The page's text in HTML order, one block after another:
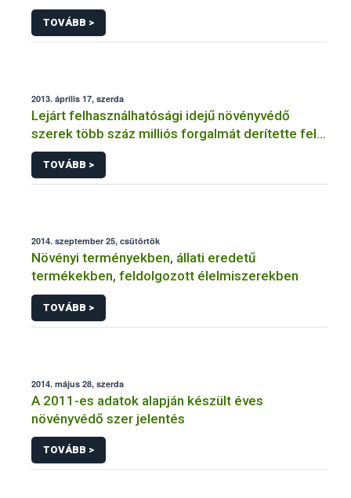
TOVÁBB >
2013. április 17, szerda
Lejárt felhasználhatósági idejű növényvédő
szerek több száz milliós forgalmát derítette fel a
NÉBIH
TOVÁBB >
2014. szeptember 25, csütörtök
Növényi terményekben, állati eredetű
termékekben, feldolgozott élelmiszerekben
TOVÁBB >
2014. május 28, szerda
A 2011-es adatok alapján készült éves
növényvédő szer jelentés
TOVÁBB >